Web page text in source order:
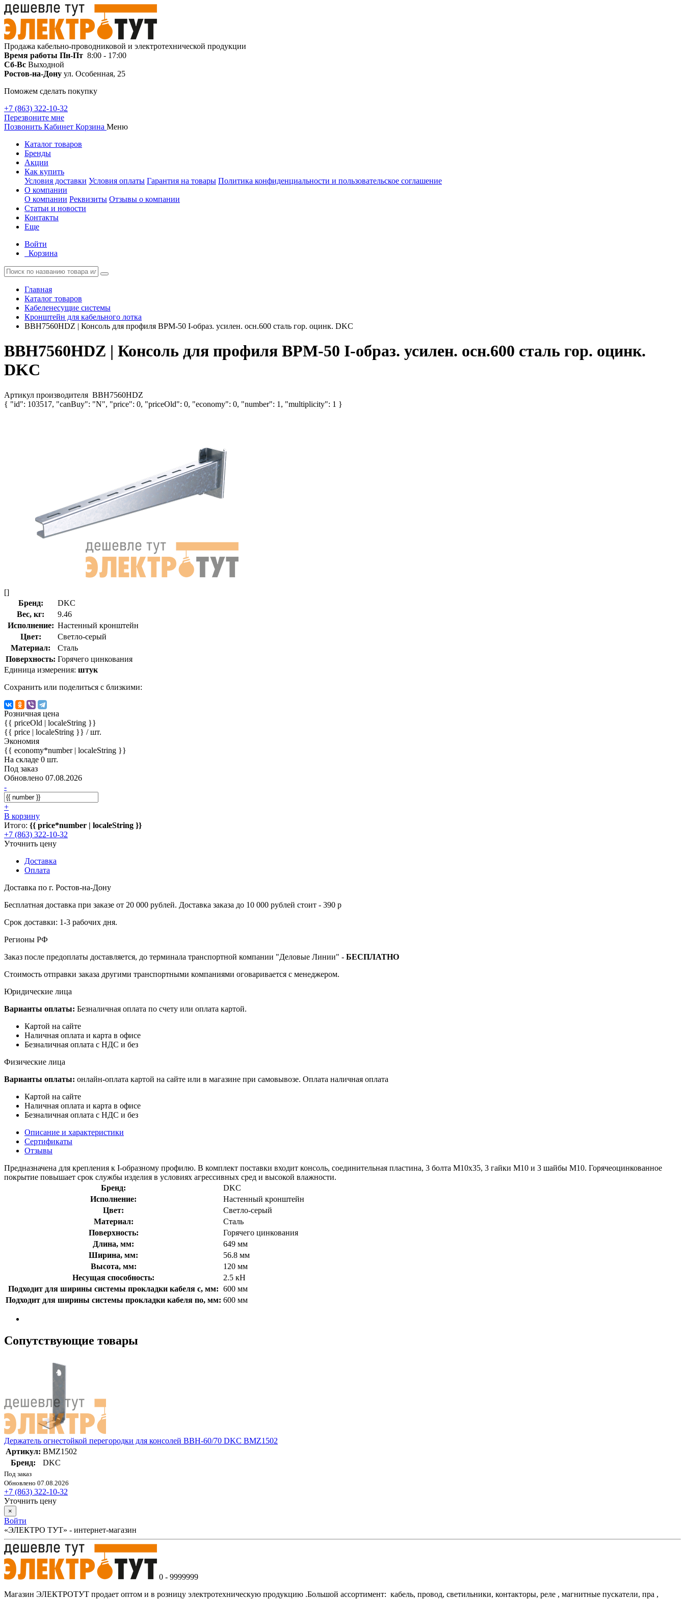
Продажа кабельно-проводниковой и электротехнической продукции
Время работы Пн-Пт 8:00 - 17:00
Сб-Вс Выходной
Ростов-на-Дону ул. Особенная, 25
Поможем сделать покупку
+7 (863) 322-10-32
Перезвоните мне
Позвонить Кабинет Корзина Меню
Каталог товаров
Бренды
Акции
Как купить
Условия доставки Условия оплаты Гарантия на товары Политика конфиденциальности и пользовательское соглашение
О компании
О компании Реквизиты Отзывы о компании
Статьи и новости
Контакты
Еще
Войти
Корзина
Главная
Каталог товаров
Кабеленесущие системы
Кронштейн для кабельного лотка
BBH7560HDZ | Консоль для профиля BPM-50 I-образ. усилен. осн.600 сталь гор. оцинк. DKC
BBH7560HDZ | Консоль для профиля BPM-50 I-образ. усилен. осн.600 сталь гор. оцинк.
DKC
Артикул производителя BBH7560HDZ
{ "id": 103517, "canBuy": "N", "price": 0, "priceOld": 0, "economy": 0, "number": 1, "multiplicity": 1 }
[]
Бренд:
DKC
Вес, кг:
9.46
Исполнение: Настенный кронштейн
Цвет:
Светло-серый
Материал:
Сталь
Поверхность: Горячего цинкования
Единица измерения: штук
Сохранить или поделиться с близкими:
Розничная цена
{{ priceOld | localeString }}
{{ price | localeString }} / шт.
Экономия
{{ economy*number | localeString }}
На складе 0 шт.
Под заказ
Обновлено 07.08.2026
-
+
В корзину
Итого: {{ price*number | localeString }}
+7 (863) 322-10-32
Уточнить цену
Доставка
Оплата
Доставка по г. Ростов-на-Дону
Бесплатная доставка при заказе от 20 000 рублей. Доставка заказа до 10 000 рублей стоит - 390 р
Срок доставки: 1-3 рабочих дня.
Регионы РФ
Заказ после предоплаты доставляется, до терминала транспортной компании "Деловые Линии" - БЕСПЛАТНО
Стоимость отправки заказа другими транспортными компаниями оговаривается с менеджером.
Юридические лица
Варианты оплаты: Безналичная оплата по счету или оплата картой.
Картой на сайте
Наличная оплата и карта в офисе
Безналичная оплата с НДС и без
Физические лица
Варианты оплаты: онлайн-оплата картой на сайте или в магазине при самовывозе. Оплата наличная оплата
Картой на сайте
Наличная оплата и карта в офисе
Безналичная оплата с НДС и без
Описание и характеристики
Сертификаты
Отзывы
Предназначена для крепления к I-образному профилю. В комплект поставки входит консоль, соединительная пластина, 3 болта М10х35, 3 гайки М10 и 3 шайбы М10. Горячеоцинкованное
покрытие повышает срок службы изделия в условиях агрессивных сред и высокой влажности.
Бренд:
DKC
Исполнение:
Настенный кронштейн
Цвет:
Светло-серый
Материал:
Сталь
Поверхность:
Горячего цинкования
Длина, мм:
649 мм
Ширина, мм:
56.8 мм
Высота, мм:
120 мм
Несущая способность:
2.5 кН
Подходит для ширины системы прокладки кабеля с, мм: 600 мм
Подходит для ширины системы прокладки кабеля по, мм: 600 мм
Сопутствующие товары
Держатель огнестойкой перегородки для консолей BBH-60/70 DKC BMZ1502
Артикул: BMZ1502
Бренд:
DKC
Под заказ
Обновлено 07.08.2026
+7 (863) 322-10-32
Уточнить цену
×
Войти
«ЭЛЕКТРО ТУТ» - интернет-магазин
0 - 9999999
Магазин ЭЛЕКТРОТУТ продает оптом и в розницу электротехническую продукцию .Большой ассортимент: кабель, провод, светильники, контакторы, реле , магнитные пускатели, пра ,